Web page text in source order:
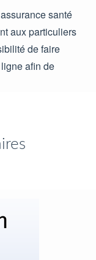
santé
aux particuliers
de faire
afin de